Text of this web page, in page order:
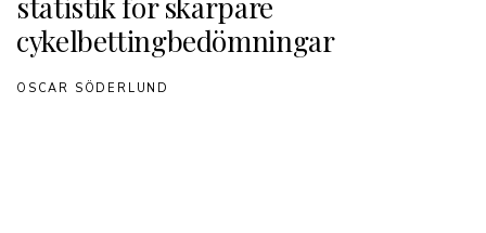
cykelbettingbedömningar
OSCAR SÖDERLUND